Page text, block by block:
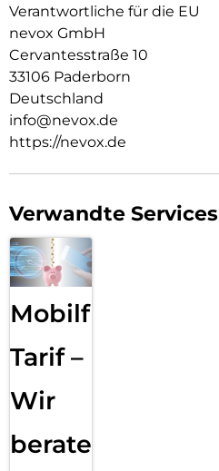
Verantwortliche für die EU
nevox GmbH
Cervantesstraße 10
33106 Paderborn
Deutschland
info@nevox.de
https://nevox.de
Verwandte Services
Mobilfunk
Tarif –
Wir
beraten